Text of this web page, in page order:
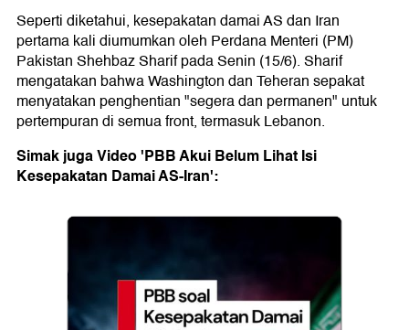
Seperti diketahui, kesepakatan damai AS dan Iran
pertama kali diumumkan oleh Perdana Menteri (PM)
Pakistan Shehbaz Sharif pada Senin (15/6). Sharif
mengatakan bahwa Washington dan Teheran sepakat
menyatakan penghentian "segera dan permanen" untuk
pertempuran di semua front, termasuk Lebanon.
Simak juga Video 'PBB Akui Belum Lihat Isi
Kesepakatan Damai AS-Iran':